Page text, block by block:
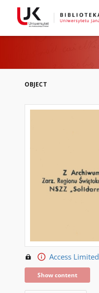
OBJECT
Access Limited
Show content